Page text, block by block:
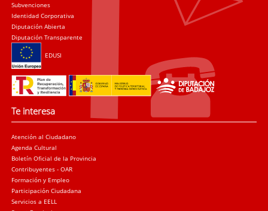
Subvenciones
Identidad Corporativa
Diputación Abierta
Diputación Transparente
EDUSI
Te interesa
Atención al Ciudadano
Agenda Cultural
Boletín Oficial de la Provincia
Contribuyentes - OAR
Formación y Empleo
Participación Ciudadana
Servicios a EELL